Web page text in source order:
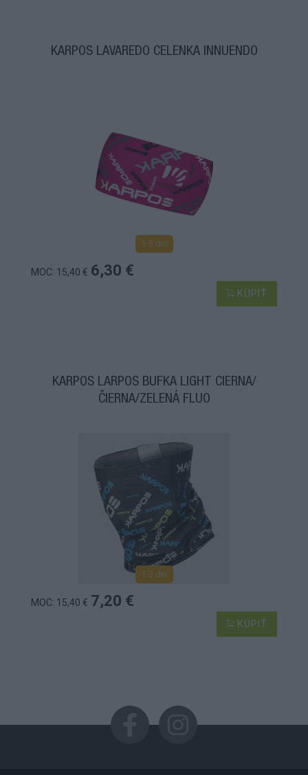
KARPOS LAVAREDO ČELENKA INNUENDO
1-3 dní
MOC: 15,40 € 6,30 €
KÚPIŤ
KARPOS LARPOS BUFKA LIGHT ČIERNA/
ČIERNA/ZELENÁ FLUO
1-3 dní
MOC: 15,40 € 7,20 €
KÚPIŤ